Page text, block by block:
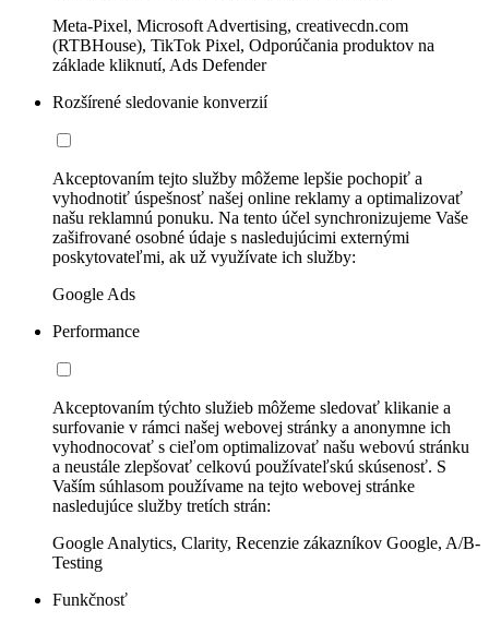
Meta-Pixel, Microsoft Advertising, creativecdn.com
(RTBHouse), TikTok Pixel, Odporúčania produktov na
základe kliknutí, Ads Defender
Rozšírené sledovanie konverzií
Akceptovaním tejto služby môžeme lepšie pochopiť a
vyhodnotiť úspešnosť našej online reklamy a optimalizovať
našu reklamnú ponuku. Na tento účel synchronizujeme Vaše
zašifrované osobné údaje s nasledujúcimi externými
poskytovateľmi, ak už využívate ich služby:
Google Ads
Performance
Akceptovaním týchto služieb môžeme sledovať klikanie a
surfovanie v rámci našej webovej stránky a anonymne ich
vyhodnocovať s cieľom optimalizovať našu webovú stránku
a neustále zlepšovať celkovú používateľskú skúsenosť. S
Vaším súhlasom používame na tejto webovej stránke
nasledujúce služby tretích strán:
Google Analytics, Clarity, Recenzie zákazníkov Google, A/B-
Testing
Funkčnosť